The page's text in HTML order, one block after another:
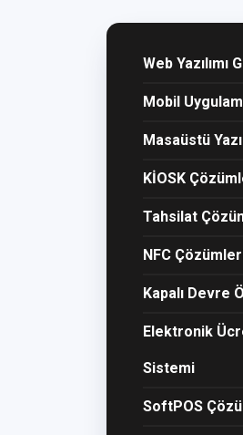
Web Yazılımı
Mobil
Masaüstü
KİOSK
Tahsilat
NFC
Kapalı Devre
Elektronik
Sistemi
SoftPOS